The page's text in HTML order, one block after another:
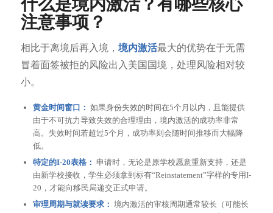
什么是境内激活？有哪些核心
注意事项？
相比于离境后再入境， 境内激活最大的优势在于无需
冒着面签被拒的风险出入美国国境，处理风险相对较
小。
黄金时间窗口： 如果身份失效的时间在5个月以内，且能提供
由于不可抗力导致失效的合理理由，境内激活的成功率非常
高。失效时间若超过5个月，成功率则会随时间推移而大幅降
低。
特定的I-20表格： 申请时，无论是原学校愿意重新支持，还是
由新学校接收，学生必须拿到标有“Reinstatement”字样的专用I-
20，才能向移民局递交正式申请。
审理周期与就读要求： 境内激活的审核周期通常较长（可能长